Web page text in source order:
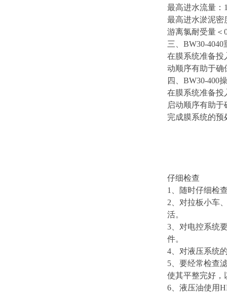
最高进水流量：
最高进水淤泥密
游离氯耐受量＜
三、BW30-4040
在膜系统准备投
动顺序有助于确
四、BW30-400
在膜系统准备投
启动顺序有助
完成膜系统的预
仔细检查
1、随时仔细检
2、对拉板小车
活。
3、对电控系统
件。
4、对液压系统
5、要经常检查
使其平整完好
6、液压油使用